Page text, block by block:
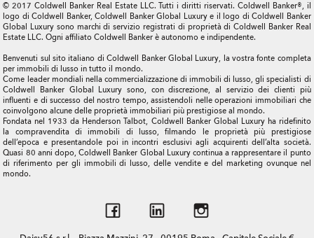
© 2017 Coldwell Banker Real Estate LLC. Tutti i diritti riservati. Coldwell Banker®, il
logo di Coldwell Banker, Coldwell Banker Global Luxury e il logo di Coldwell Banker
Global Luxury sono marchi di servizio registrati di proprietà di Coldwell Banker Real
Estate LLC. Ogni affiliato Coldwell Banker è autonomo e indipendente.
Benvenuti sul sito italiano di Coldwell Banker Global Luxury, la vostra fonte completa
per immobili di lusso in tutto il mondo.
Come leader mondiali nella commercializzazione di immobili di lusso, gli specialisti di
Coldwell Banker Global Luxury sono, con discrezione, al servizio dei clienti più
influenti e di successo del nostro tempo, assistendoli nelle operazioni immobiliari che
coinvolgono alcune delle proprietà immobiliari più prestigiose al mondo.
Fondata nel 1933 da Henderson Talbot, Coldwell Banker Global Luxury ha ridefinito
la compravendita di immobili di lusso, filmando le proprietà più prestigiose
dell’epoca e presentandole poi in incontri esclusivi agli acquirenti dell’alta società.
Quasi 80 anni dopo, Coldwell Banker Global Luxury continua a rappresentare il punto
di riferimento per gli immobili di lusso, delle vendite e del marketing ovunque nel
mondo.